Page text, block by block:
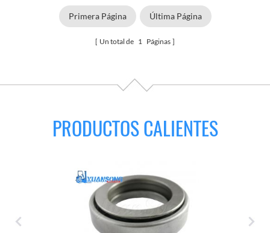
Primera Página Última Página
Un total de 1 Páginas
PRODUCTOS CALIENTES